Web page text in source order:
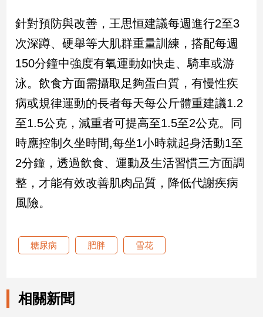
星
生
活
建
築/
內
設
計
旅
遊/
座/
消
針對預防與改善，王思恒建議每週進行2至3
次深蹲、硬舉等大肌群重量訓練，搭配每週
150分鐘中強度有氧運動如快走、騎車或游
泳。飲食方面需攝取足夠蛋白質，有慢性疾
病或規律運動的長者每天每公斤體重建議1.2
至1.5公克，減重者可提高至1.5至2公克。同
時應控制久坐時間,每坐1小時就起身活動1至
2分鐘，透過飲食、運動及生活習慣三方面調
整，才能有效改善肌肉品質，降低代謝疾病
風險。
糖尿病 肥胖 雪花
相關新聞